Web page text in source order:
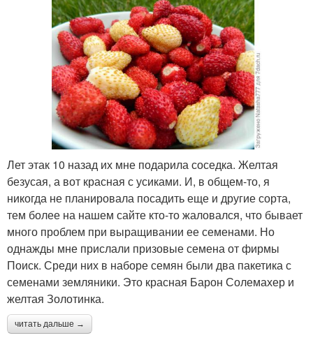
Лет этак 10 назад их мне подарила соседка. Желтая
безусая, а вот красная с усиками. И, в общем-то, я
никогда не планировала посадить еще и другие сорта,
тем более на нашем сайте кто-то жаловался, что бывает
много проблем при выращивании ее семенами. Но
однажды мне прислали призовые семена от фирмы
Поиск. Среди них в наборе семян были два пакетика с
семенами земляники. Это красная Барон Солемахер и
желтая Золотинка.
читать дальше →